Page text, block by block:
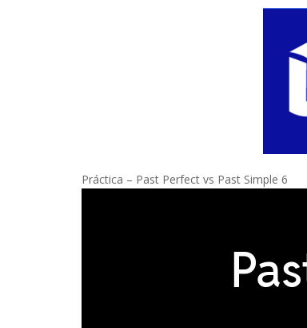
Práctica – Past Perfect vs Past Simple 6